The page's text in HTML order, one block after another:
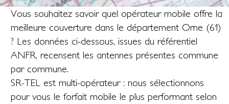
Vous souhaitez savoir quel opérateur mobile offre la
meilleure couverture dans le département Orne (61)
? Les données ci-dessous, issues du référentiel
ANFR, recensent les antennes présentes commune
par commune.
SR-TEL est multi-opérateur : nous sélectionnons
pour vous le forfait mobile le plus performant selon